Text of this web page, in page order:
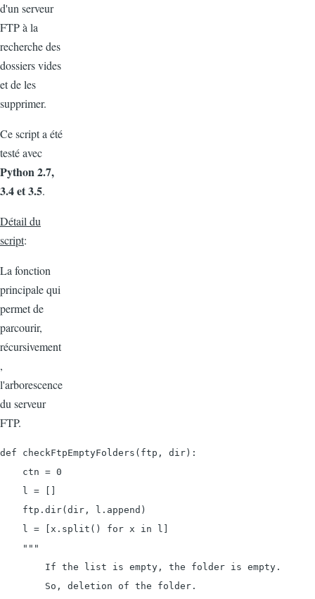
d'un serveur
FTP à la
recherche des
dossiers vides
et de les
supprimer.
Ce script a été
testé avec
Python 2.7,
3.4 et 3.5.
Détail du
script:
La fonction
principale qui
permet de
parcourir,
récursivement
,
l'arborescence
du serveur
FTP.
def checkFtpEmptyFolders(ftp, dir):
    ctn = 0
    l = []
    ftp.dir(dir, l.append)
    l = [x.split() for x in l]
    """
        If the list is empty, the folder is empty.
        So, deletion of the folder.